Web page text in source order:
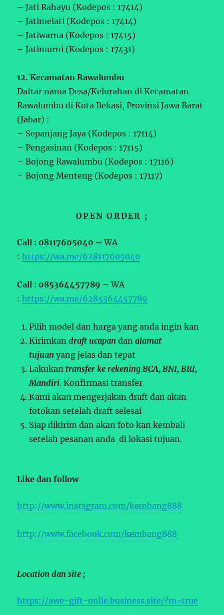
– Jati Rahayu (Kodepos : 17414)
– Jatimelati (Kodepos : 17414)
– Jatiwarna (Kodepos : 17415)
– Jatimurni (Kodepos : 17431)
12. Kecamatan Rawalumbu
Daftar nama Desa/Kelurahan di Kecamatan
Rawalumbu di Kota Bekasi, Provinsi Jawa Barat
(Jabar) :
– Sepanjang Jaya (Kodepos : 17114)
– Pengasinan (Kodepos : 17115)
– Bojong Rawalumbu (Kodepos : 17116)
– Bojong Menteng (Kodepos : 17117)
OPEN ORDER ;
Call : 08117605040 –WA
:https://wa.me/628117605040
Call : 085364457789 –WA
:https://wa.me/6285364457789
Pilih model dan harga yang anda ingin kan
Kirimkandraft ucapan danalamat
tujuan yang jelas dan tepat
Lakukan transfer ke rekening BCA, BNI, BRI,
Mandiri. Konfirmasi transfer
Kami akan mengerjakan draft dan akan
fotokan setelah draft selesai
Siap dikirim dan akan foto kan kembali
setelah pesanan anda di lokasi tujuan.
Like dan follow
http://www.instagram.com/kembang888
http://www.facebook.com/kembang888
Location dan site ;
https://awe-gift-onlie.business.site/?m=true